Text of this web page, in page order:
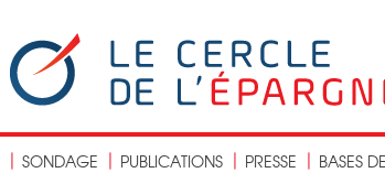
SONDAGE PUBLICATIONS PRESSE BASES